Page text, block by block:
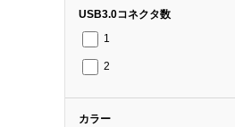
USB3.0コネクタ数
1
2
カラー